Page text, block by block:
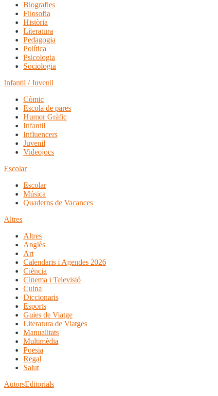
Biografies
Filosofia
Història
Literatura
Pedagogia
Política
Psicologia
Sociologia
Infantil / Juvenil
Còmic
Escola de pares
Humor Gràfic
Infantil
Influencers
Juvenil
Videojocs
Escolar
Escolar
Música
Quaderns de Vacances
Altres
Altres
Anglès
Art
Calendaris i Agendes 2026
Ciència
Cinema i Televisió
Cuina
Diccionaris
Esports
Guies de Viatge
Literatura de Viatges
Manualitats
Multimèdia
Poesia
Regal
Salut
AutorsEditorials